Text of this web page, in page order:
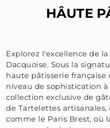
HÂUTE
Explorez l'excellence de
Dacquoise. Sous la
haute pâtisserie française
niveau de sophistication
collection exclusive de
de Tartelettes artisanales,
comme le Paris Brest, où